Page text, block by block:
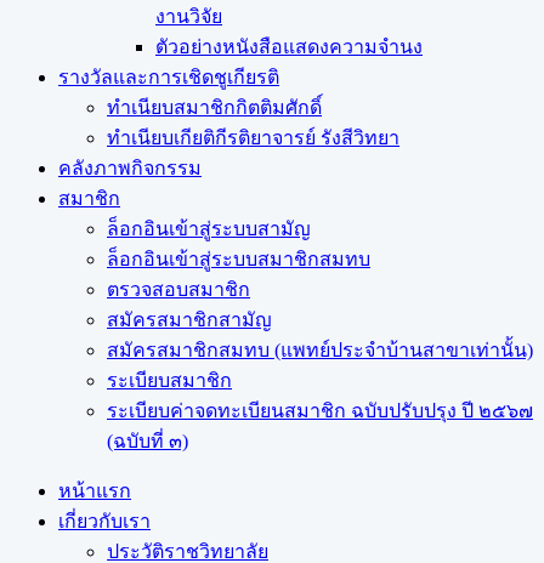
งานวิจัย
ตัวอย่างหนังสือแสดงความจำนง
รางวัลและการเชิดชูเกียรติ
ทำเนียบสมาชิกกิตติมศักดิ์
ทำเนียบเกียติกีรติยาจารย์ รังสีวิทยา
คลังภาพกิจกรรม
สมาชิก
ล็อกอินเข้าสู่ระบบสามัญ
ล็อกอินเข้าสู่ระบบสมาชิกสมทบ
ตรวจสอบสมาชิก
สมัครสมาชิกสามัญ
สมัครสมาชิกสมทบ (แพทย์ประจำบ้านสาขาเท่านั้น)
ระเบียบสมาชิก
ระเบียบค่าจดทะเบียนสมาชิก ฉบับปรับปรุง ปี ๒๕๖๗
(ฉบับที่ ๓)
หน้าแรก
เกี่ยวกับเรา
ประวัติราชวิทยาลัย